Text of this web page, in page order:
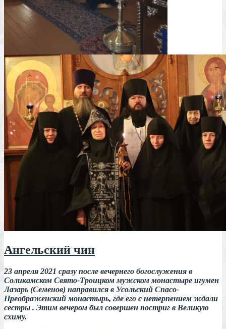
Ангельский чин
23 апреля 2021 сразу после вечернего богослужения в
Соликамском Свято-Троицком мужском монастыре игумен
Лазарь (Семенов) направился в Усольский Спасо-
Преображенский монастырь, где его с нетерпением ждали
сестры . Этим вечером был совершен постриг в Великую
схиму.